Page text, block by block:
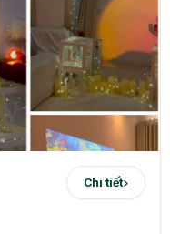
Chi tiết